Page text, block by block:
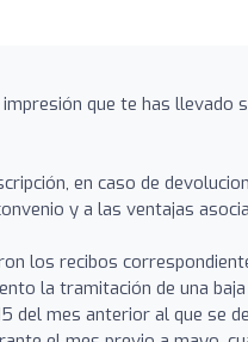
que te has
en caso de
y a las ventajas
los recibos
la tramitación de una
del mes anterior al que se